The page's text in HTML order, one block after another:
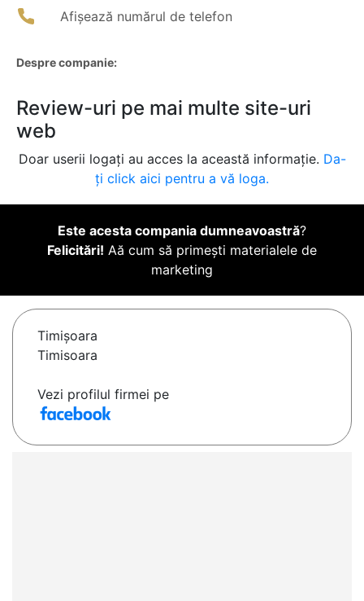
Afișează numărul de telefon
Despre companie:
Review-uri pe mai multe site-uri
web
Doar userii logați au acces la această informație. Da-
ți click aici pentru a vă loga.
Este acesta compania dumneavoastră?
Felicitări! Aă cum să primești materialele de
marketing
Timişoara
Timisoara
Vezi profilul firmei pe